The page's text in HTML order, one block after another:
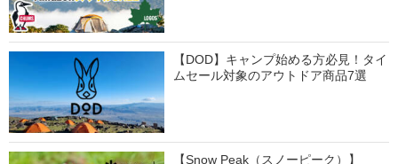
【DOD】キャンプ始める方必見！タイ
ムセール対象のアウトドア商品7選
【Snow Peak（スノーピーク）】